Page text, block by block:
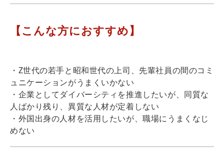
【こんな方におすすめ】
・Z世代の若手と昭和世代の上司、先輩社員の間のコミ
ュニケーションがうまくいかない
・企業としてダイバーシティを推進したいが、同質な
人ばかり残り、異質な人材が定着しない
・外国出身の人材を活用したいが、職場にうまくなじ
めない